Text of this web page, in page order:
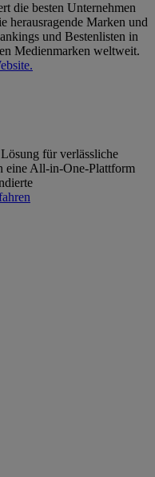
die besten Unternehmen
herausragende Marken und
und Bestenlisten in
Medienmarken weltweit.
für verlässliche
eine All-in-One-Plattform